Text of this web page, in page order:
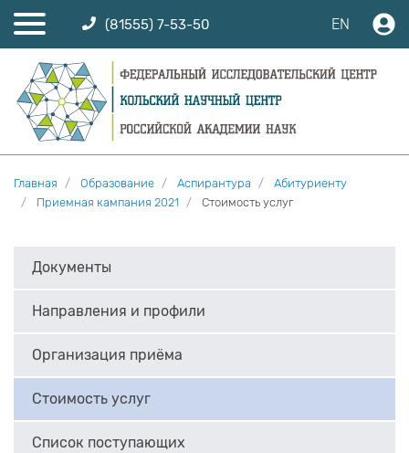
(81555) 7-53-50 EN
Главная Образование Аспирантура
Абитуриенту
Приемная кампания 2021
Стоимость услуг
Документы
Направления и профили
Организация приёма
Стоимость услуг
Список поступающих